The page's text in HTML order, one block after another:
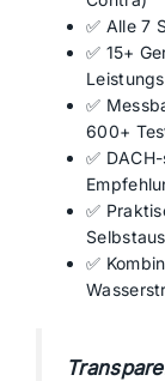
✅ Alle 7
✅ 15+
✅
600+
✅
✅
✅